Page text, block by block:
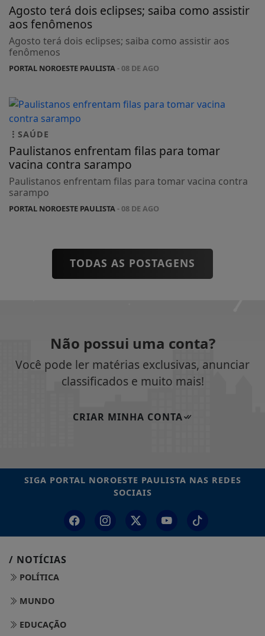
Agosto terá dois eclipses; saiba como assistir
aos fenômenos
Agosto terá dois eclipses; saiba como assistir aos
fenômenos
PORTAL NOROESTE PAULISTA- 08 DE AGO
SAÚDE
Paulistanos enfrentam filas para tomar
vacina contra sarampo
Paulistanos enfrentam filas para tomar vacina contra
sarampo
PORTAL NOROESTE PAULISTA- 08 DE AGO
TODAS AS POSTAGENS
Não possui uma conta?
Você pode ler matérias exclusivas, anunciar
classificados e muito mais!
CRIAR MINHA CONTA
SIGA PORTAL NOROESTE PAULISTA NAS REDES
SOCIAIS
/ NOTÍCIAS
POLÍTICA
MUNDO
EDUCAÇÃO